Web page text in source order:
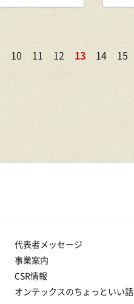
10 11 12 13 14 15
代表者メッセージ
事業案内
CSR情報
オンテックスのちょっといい話